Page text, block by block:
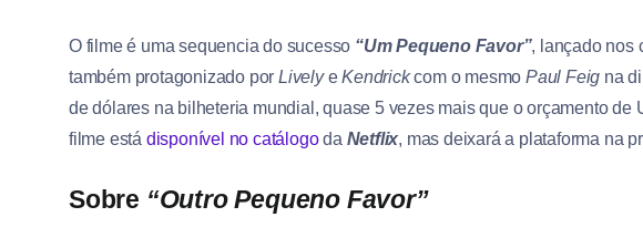
O filme é uma sequencia do sucesso “Um Pequeno Favor”, lançado nos
também protagonizado porLivelyeKendrickcom o mesmoPaul Feig na
de dólares na bilheteria mundial, quase 5 vezes mais que o orçamento de
filme está disponível no catálogoda Netflix, mas deixará a plataforma na
Sobre “Outro Pequeno Favor”